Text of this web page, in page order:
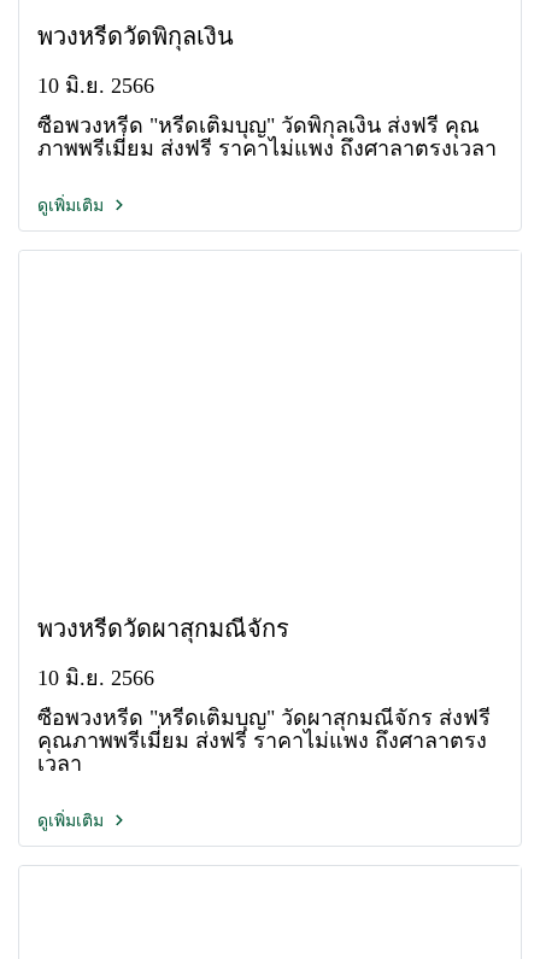
พวงหรีดวัดพิกุลเงิน
10 มิ.ย. 2566
ซื้อพวงหรีด "หรีดเติมบุญ" วัดพิกุลเงิน ส่งฟรี คุณ
ภาพพรีเมี่ยม ส่งฟรี ราคาไม่แพง ถึงศาลาตรงเวลา
ดูเพิ่มเติม
พวงหรีดวัดผาสุกมณีจักร
10 มิ.ย. 2566
ซื้อพวงหรีด "หรีดเติมบุญ" วัดผาสุกมณีจักร ส่งฟรี
คุณภาพพรีเมี่ยม ส่งฟรี ราคาไม่แพง ถึงศาลาตรง
เวลา
ดูเพิ่มเติม